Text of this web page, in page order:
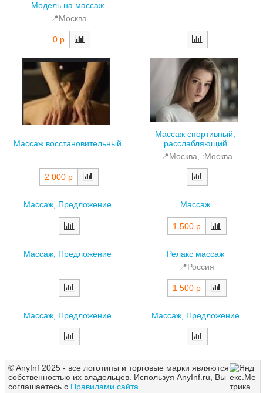
Модель на массаж
📍Москва
0 р
Массаж восстановительный
2 000 р
Массаж спортивный,
расслабляющий
📍Москва, :Москва
Массаж, Предложение Массаж
1 500 р
Массаж, Предложение
Релакс массаж
📍Россия
1 500 р
Массаж, Предложение Массаж, Предложение
© AnyInf 2025 - все логотипы и торговые марки являются
собственностью их владельцев. Используя AnyInf.ru, Вы
соглашаетесь с Правилами сайта